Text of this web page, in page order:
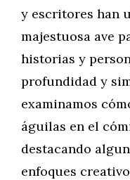
y escritores han
majestuosa ave
historias y
profundidad y
examinamos
águilas en el
destacando
enfoques